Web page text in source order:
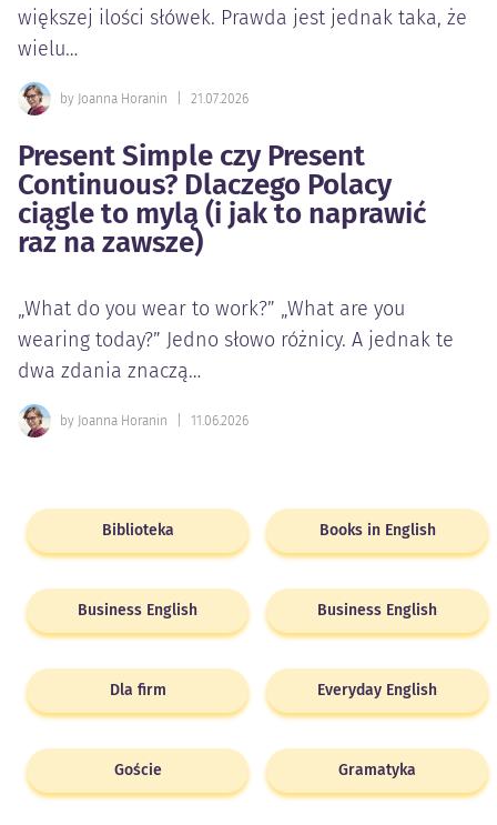
większej ilości słówek. Prawda jest jednak taka, że
wielu…
by Joanna Horanin 21.07.2026
Present Simple czy Present
Continuous? Dlaczego Polacy
ciągle to mylą (i jak to naprawić
raz na zawsze)
„What do you wear to work?” „What are you
wearing today?” Jedno słowo różnicy. A jednak te
dwa zdania znaczą…
by Joanna Horanin 11.06.2026
Biblioteka Books in English
Business English Business English
Dla firm Everyday English
Goście Gramatyka